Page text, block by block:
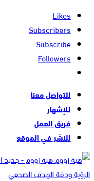
Likes
Subscribers
Subscribe
Followers
للتواصل معنا
للإشهار
فريق العمل
للنشر في الموقع
هبة زووم - جديد
الرؤية ودقة الهدف الصحفي